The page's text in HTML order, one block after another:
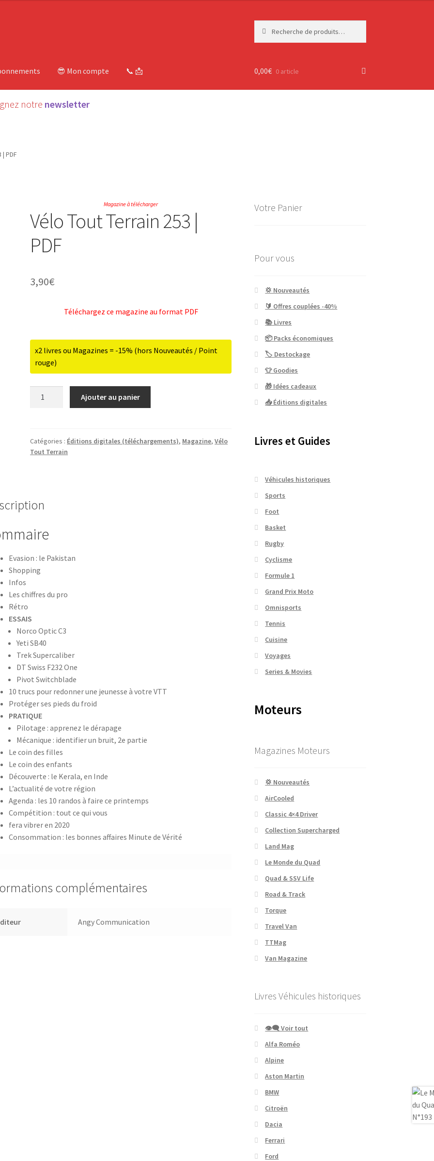
pour :
😎 Mon compte 📞 📩 0,00€ 0 article
notre newsletter
PDF
Magazine à télécharger
Vélo Tout Terrain 253 |
PDF
3,90€
Téléchargez ce magazine au format PDF
x2 livres ou Magazines = -15% (hors Nouveautés / Point
rouge)
Terrain
253
Ajouter au panier
Catégories : Éditions digitales (téléchargements), Magazine,Vélo
Tout Terrain
Evasion : le Pakistan
Shopping
Infos
Les chiffres du pro
Rétro
ESSAIS
Norco Optic C3
Yeti SB40
Trek Supercaliber
DT Swiss F232 One
Pivot Switchblade
10 trucs pour redonner une jeunesse à votre VTT
Protéger ses pieds du froid
PRATIQUE
Pilotage : apprenez le dérapage
Mécanique : identifier un bruit, 2e partie
Le coin des filles
Le coin des enfants
Découverte : le Kerala, en Inde
L’actualité de votre région
Agenda : les 10 randos à faire ce printemps
Compétition : tout ce qui vous
fera vibrer en 2020
Consommation : les bonnes affaires Minute de Vérité
complémentaires
Angy Communication
Votre Panier
Pour vous
💢 Nouveautés
🔰 Offres couplées -40%
📚 Livres
📦 Packs économiques
🏷 Destockage
👕 Goodies
🎁 Idées cadeaux
📥 Éditions digitales
Livres et Guides
Véhicules historiques
Sports
Foot
Basket
Rugby
Cyclisme
Formule 1
Grand Prix Moto
Omnisports
Tennis
Cuisine
Voyages
Series & Movies
Moteurs
Magazines Moteurs
💢 Nouveautés
AirCooled
Classic 4×4 Driver
Collection Supercharged
Land Mag
Le Monde du Quad
Quad & SSV Life
Road & Track
Torque
Travel Van
TTMag
Van Magazine
Livres Véhicules historiques
👁‍🗨 Voir tout
Alfa Roméo
Alpine
Aston Martin
BMW
Citroën
Dacia
Ferrari
Ford